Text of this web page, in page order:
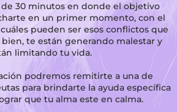
30 minutos en donde el objetivo
en un primer momento, con el
pueden ser esos conflictos que
te están generando malestar y
limitando tu vida.
podremos remitirte a una de
para brindarte la ayuda específica
que tu alma este en calma.